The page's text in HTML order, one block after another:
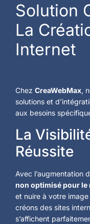
Solution
La
Internet
Chez CreaWebMax,
solutions et
aux besoins
La
Réussite
Avec l’augmentation
non optimisé pour le
et nuire à votre
créons des sites
s’affichent